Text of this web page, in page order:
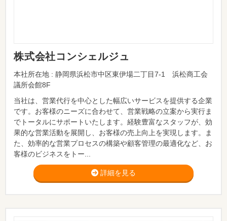
株式会社コンシェルジュ
本社所在地 : 静岡県浜松市中区東伊場二丁目7-1 浜松商工会
議所会館8F
当社は、営業代行を中心とした幅広いサービスを提供する企業
です。お客様のニーズに合わせて、営業戦略の立案から実行ま
でトータルにサポートいたします。経験豊富なスタッフが、効
果的な営業活動を展開し、お客様の売上向上を実現します。ま
た、効率的な営業プロセスの構築や顧客管理の最適化など、お
客様のビジネスをトー...
詳細を見る